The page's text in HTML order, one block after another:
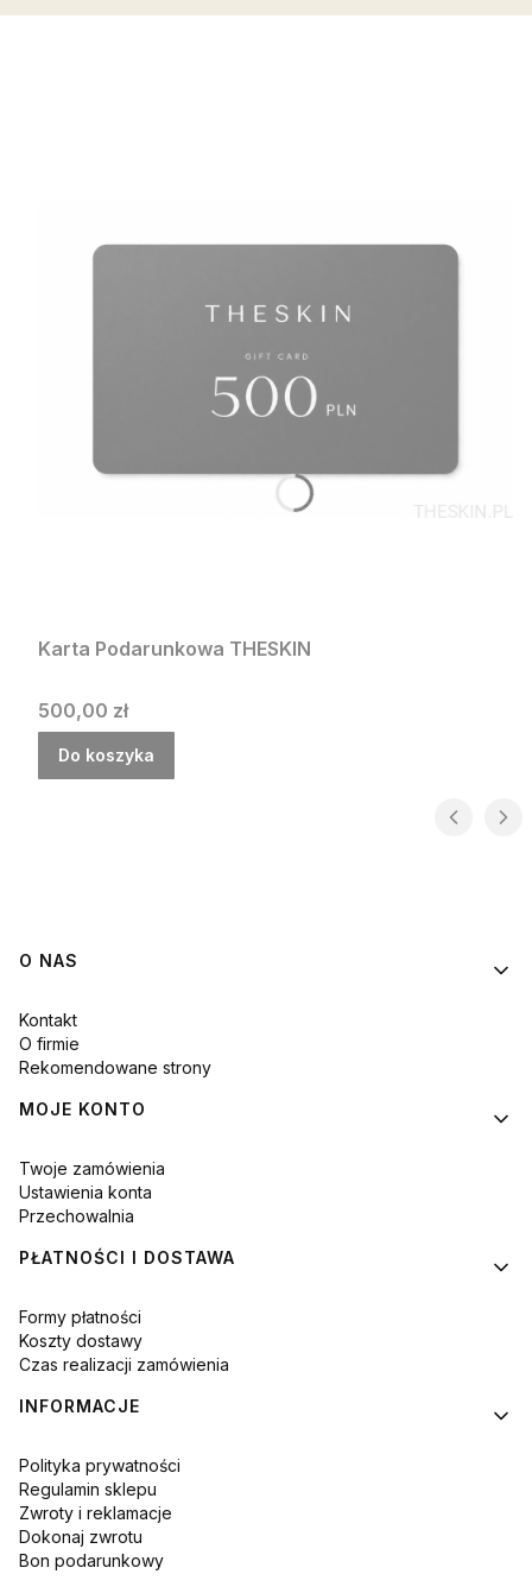
Karta Podarunkowa THESKIN
Cena
500,00 zł
Do koszyka
Linki w stopce
O NAS
Kontakt
O firmie
Rekomendowane strony
MOJE KONTO
Twoje zamówienia
Ustawienia konta
Przechowalnia
PŁATNOŚCI I DOSTAWA
Formy płatności
Koszty dostawy
Czas realizacji zamówienia
INFORMACJE
Polityka prywatności
Regulamin sklepu
Zwroty i reklamacje
Dokonaj zwrotu
Bon podarunkowy